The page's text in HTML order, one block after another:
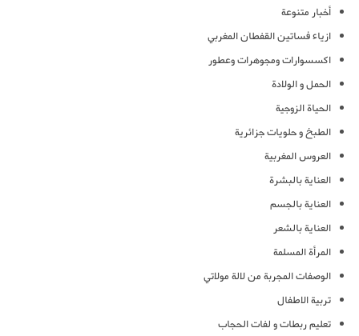
أخبار متنوعة
ازياء فساتين القفطان المغربي
اكسسوارات ومجوهرات وعطور
الحمل و الولادة
الحياة الزوجية
الطبخ و حلويات جزائرية
العروس المغربية
العناية بالبشرة
العناية بالجسم
العناية بالشعر
المرأة المسلمة
الوصفات المجربة من لالة مولاتي
تربية الاطفال
تعليم ربطات و لفات الحجاب